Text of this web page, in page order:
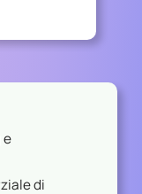
e
di